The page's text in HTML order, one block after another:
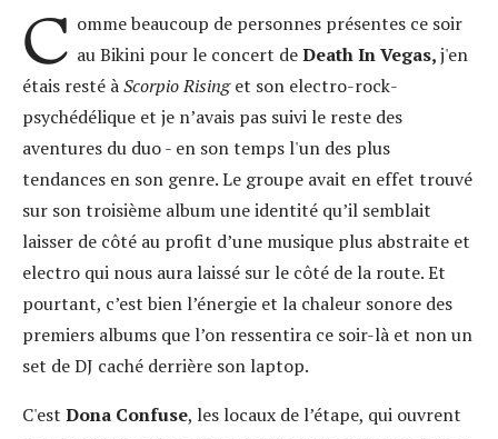
C omme beaucoup de personnes présentes ce soir
au Bikini pour le concert deDeath In Vegas,j'en
étais resté àScorpio Risinget son electro-rock-
psychédélique et je n’avais pas suivi le reste des
aventures du duo - en son temps l'un des plus
tendances en son genre. Le groupe avait en effet trouvé
sur son troisième album une identité qu’il semblait
laisser de côté au profit d’une musique plus abstraite et
electro qui nous aura laissé sur le côté de la route. Et
pourtant, c’est bien l’énergie et la chaleur sonore des
premiers albums que l’on ressentira ce soir-là et non un
set de DJ caché derrière son laptop.
C'est Dona Confuse, les locaux de l’étape, qui ouvrent